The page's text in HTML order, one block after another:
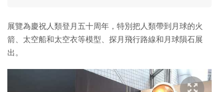
展覽為慶祝人類登月五十周年，特別把人類帶到月球的火
箭、太空船和太空衣等模型、探月飛行路線和月球隕石展
出。